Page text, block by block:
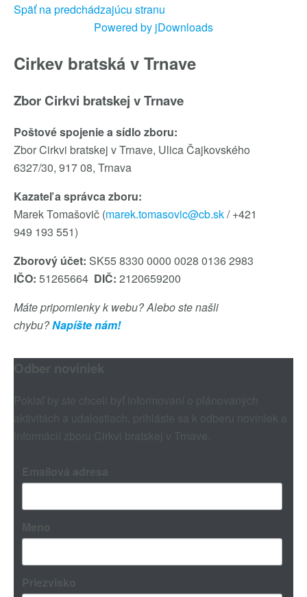
Späť na predchádzajúcu stranu
Powered by jDownloads
Cirkev bratská v Trnave
Zbor Cirkvi bratskej v Trnave
Poštové spojenie a sídlo zboru:
Zbor Cirkvi bratskej v Trnave, Ulica Čajkovského
6327/30, 917 08, Trnava
Kazateľ a správca zboru:
Marek Tomašovič (marek.tomasovic@cb.sk/ +421
949 193 551)
Zborový účet: SK55 8330 0000 0028 0136 2983
IČO: 51265664 DIČ: 2120659200
Máte pripomienky k webu? Alebo ste našli
chybu?Napíšte nám!